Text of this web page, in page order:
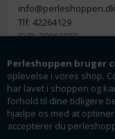
Perleshoppen bruger
oplevelse i vores shop.
har lavet i shoppen og
forhold til dine tidligere
hjælpe os med at
accepterer du
info@perleshoppen.dk
Tlf: 42264129
CVR: 39061023